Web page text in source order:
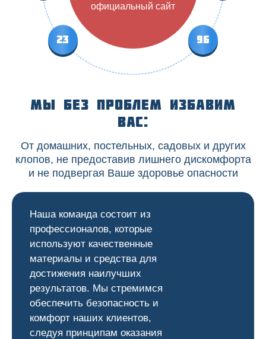
96
23
официальный сайт
Мы без проблем избавим
вас:
От домашних, постельных, садовых и других
клопов, не предоставив лишнего дискомфорта
и не подвергая Ваше здоровье опасности
Наша команда состоит из
профессионалов, которые
используют качественные
материалы и средства для
достижения наилучших
результатов. Мы стремимся
обеспечить безопасность и
комфорт наших клиентов,
следуя принципам оказания